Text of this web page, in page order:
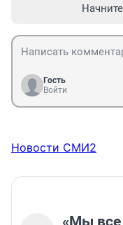
Гость
Войти
Новости СМИ2
«Мы все